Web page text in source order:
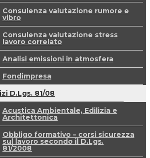
Consulenza valutazione rumore e
vibro
Consulenza valutazione stress
lavoro correlato
Analisi emissioni in atmosfera
Fondimpresa
D.Lgs. 81/08
Acustica Ambientale, Edilizia e
Architettonica
Obbligo formativo – corsi sicurezza
sul lavoro secondo il D.Lgs.
81/2008